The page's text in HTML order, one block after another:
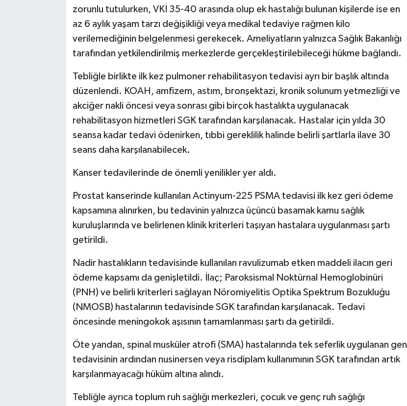
zorunlu tutulurken, VKİ 35-40 arasında olup ek hastalığı bulunan kişilerde ise en
az 6 aylık yaşam tarzı değişikliği veya medikal tedaviye rağmen kilo
verilemediğinin belgelenmesi gerekecek. Ameliyatların yalnızca Sağlık Bakanlığı
tarafından yetkilendirilmiş merkezlerde gerçekleştirilebileceği hükme bağlandı.
Tebliğle birlikte ilk kez pulmoner rehabilitasyon tedavisi ayrı bir başlık altında
düzenlendi. KOAH, amfizem, astım, bronşektazi, kronik solunum yetmezliği ve
akciğer nakli öncesi veya sonrası gibi birçok hastalıkta uygulanacak
rehabilitasyon hizmetleri SGK tarafından karşılanacak. Hastalar için yılda 30
seansa kadar tedavi ödenirken, tıbbi gereklilik halinde belirli şartlarla ilave 30
seans daha karşılanabilecek.
Kanser tedavilerinde de önemli yenilikler yer aldı.
Prostat kanserinde kullanılan Actinyum-225 PSMA tedavisi ilk kez geri ödeme
kapsamına alınırken, bu tedavinin yalnızca üçüncü basamak kamu sağlık
kuruluşlarında ve belirlenen klinik kriterleri taşıyan hastalara uygulanması şartı
getirildi.
Nadir hastalıkların tedavisinde kullanılan ravulizumab etken maddeli ilacın geri
ödeme kapsamı da genişletildi. İlaç; Paroksismal Noktürnal Hemoglobinüri
(PNH) ve belirli kriterleri sağlayan Nöromiyelitis Optika Spektrum Bozukluğu
(NMOSB) hastalarının tedavisinde SGK tarafından karşılanacak. Tedavi
öncesinde meningokok aşısının tamamlanması şartı da getirildi.
Öte yandan, spinal musküler atrofi (SMA) hastalarında tek seferlik uygulanan gen
tedavisinin ardından nusinersen veya risdiplam kullanımının SGK tarafından artık
karşılanmayacağı hüküm altına alındı.
Tebliğle ayrıca toplum ruh sağlığı merkezleri, çocuk ve genç ruh sağlığı